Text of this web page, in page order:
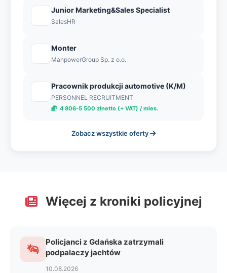
Junior Marketing&Sales Specialist
SalesHR
Monter
ManpowerGroup Sp. z o.o.
Pracownik produkcji automotive (K/M)
PERSONNEL RECRUITMENT
4 806-5 500 złnetto (+ VAT) / mies.
Zobacz wszystkie oferty
Więcej z kroniki policyjnej
Policjanci z Gdańska zatrzymali
podpalaczy jachtów
10.08.2026